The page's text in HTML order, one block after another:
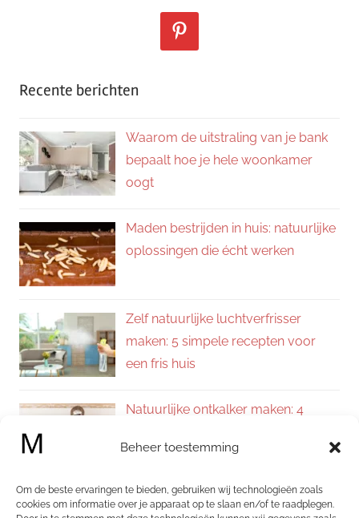
Beheer toestemming
Om de beste ervaringen te bieden, gebruiken wij technologieën zoals
cookies om informatie over je apparaat op te slaan en/of te raadplegen.
Recente berichten
Waarom de uitstraling van je bank
bepaalt hoe je hele woonkamer
oogt
Maden bestrijden in huis: natuurlijke
oplossingen die écht werken
Zelf natuurlijke luchtverfrisser
maken: 5 simpele recepten voor
een fris huis
Natuurlijke ontkalker maken: 4
kalkvrij huis
Zelf allesreiniger maken: 4